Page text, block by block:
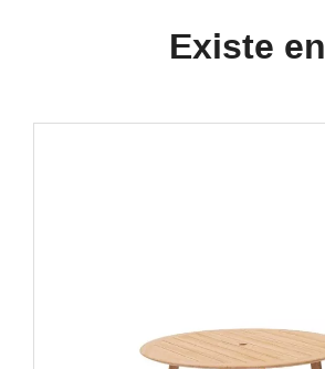
Existe en